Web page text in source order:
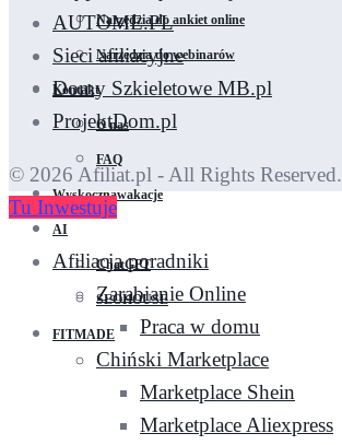
Narzędzia do ankiet online
Narzędzia do webinarów
Kontakt
O nas
FAQ
Wyskocznawakacje
AI
ChatGPT
SEOHOUSE
FITMADE
AUTOME.PL
Sieci afiliacyjne
Domy Szkieletowe MB.pl
ProjektDom.pl
© 2026 Afiliat.pl - All Rights Reserved.
Tu Inwestuje
Afiliacja poradniki
Zarabianie Online
Praca w domu
Chiński Marketplace
Marketplace Shein
Marketplace Aliexpress